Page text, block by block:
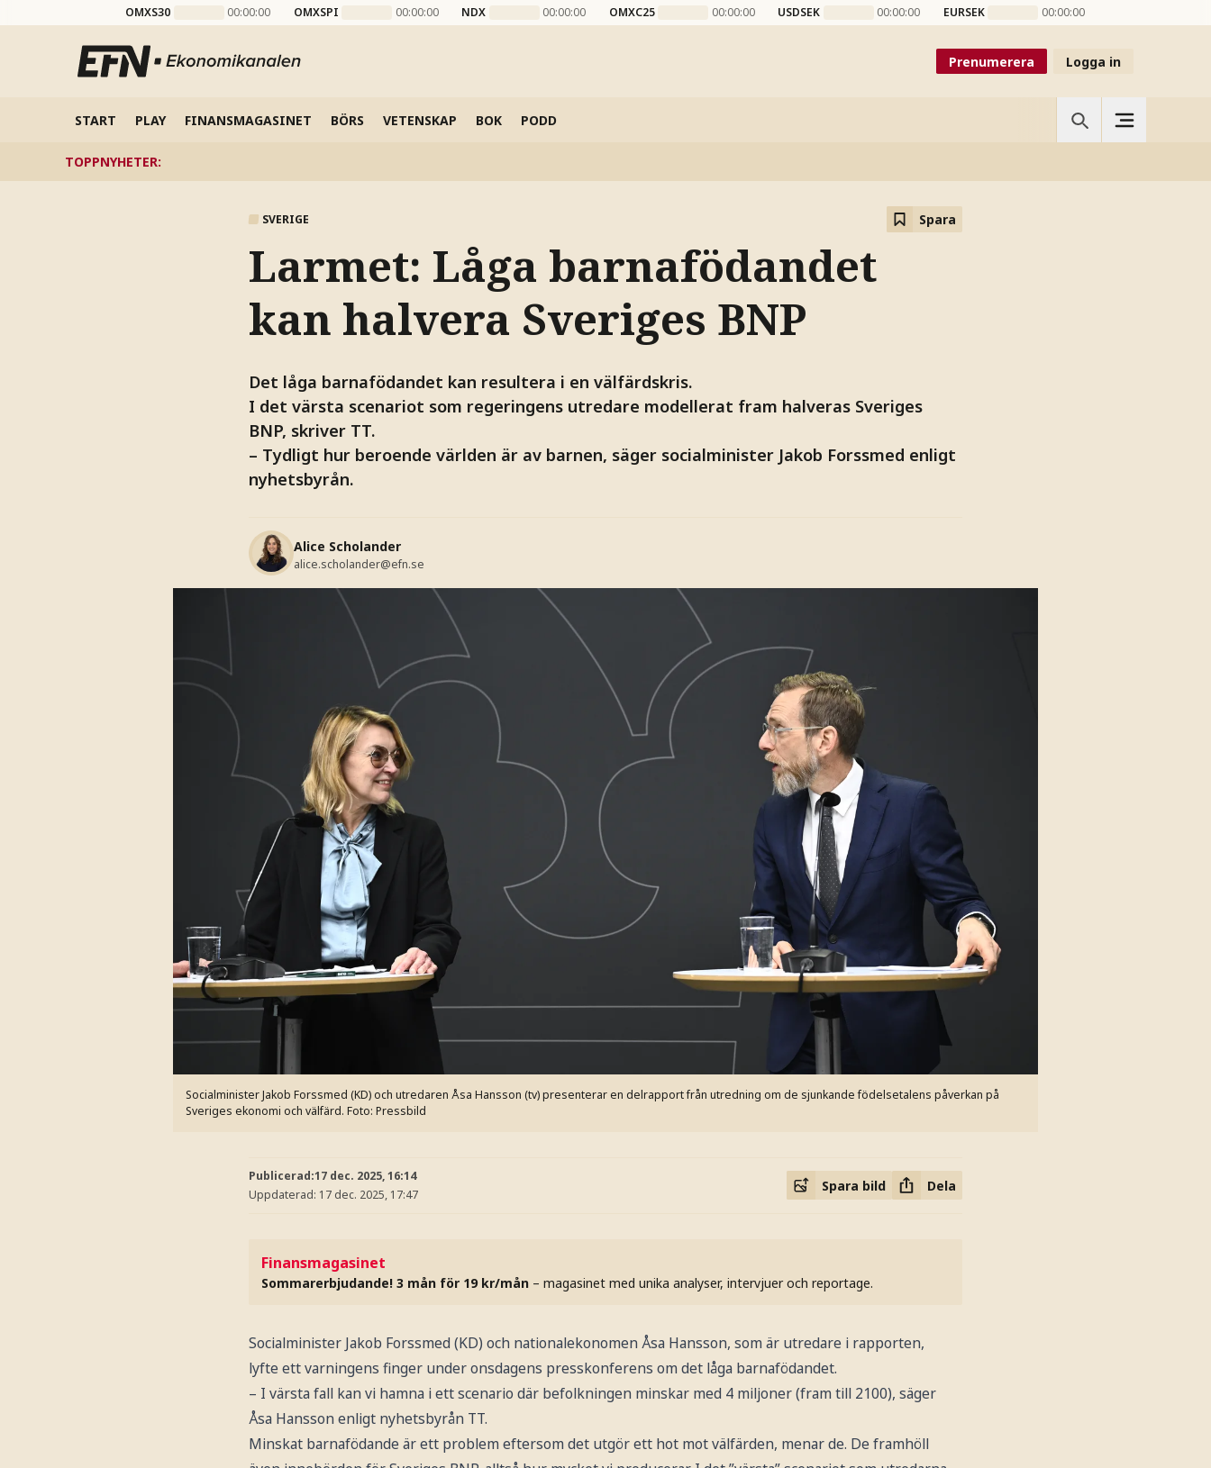
OMXS30 00:00:00 OMXSPI 00:00:00 NDX 00:00:00 OMXC25 00:00:00 USDSEK 00:00:00 EURSEK 00:00:00
Prenumerera Logga in
START PLAY FINANSMAGASINET BÖRS VETENSKAP BOK PODD
TOPPNYHETER:
SVERIGE Spara
Larmet: Låga barnafödandet
kan halvera Sveriges BNP
Det låga barnafödandet kan resultera i en välfärdskris.
I det värsta scenariot som regeringens utredare modellerat fram halveras Sveriges
BNP, skriver TT.
– Tydligt hur beroende världen är av barnen, säger socialminister Jakob Forssmed enligt
nyhetsbyrån.
Alice Scholander
alice.scholander@efn.se
Socialminister Jakob Forssmed (KD) och utredaren Åsa Hansson (tv) presenterar en delrapport från utredning om de sjunkande födelsetalens påverkan på
Sveriges ekonomi och välfärd. Foto: Pressbild
Publicerad:17 dec. 2025, 16:14
Uppdaterad: 17 dec. 2025, 17:47
Spara bild Dela
Finansmagasinet
Sommarerbjudande! 3 mån för 19 kr/mån – magasinet med unika analyser, intervjuer och reportage.
Socialminister Jakob Forssmed (KD) och nationalekonomen Åsa Hansson, som är utredare i rapporten,
lyfte ett varningens finger under onsdagens presskonferens om det låga barnafödandet.
– I värsta fall kan vi hamna i ett scenario där befolkningen minskar med 4 miljoner (fram till 2100), säger
Åsa Hansson enligt nyhetsbyrån TT.
Minskat barnafödande är ett problem eftersom det utgör ett hot mot välfärden, menar de. De framhöll